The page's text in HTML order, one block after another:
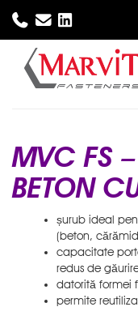
Acasă
Produse
Sector
Servicii
MVC FS –
BETON
șurub ideal
(beton,
capacitate
redus de
datorită formei
permite